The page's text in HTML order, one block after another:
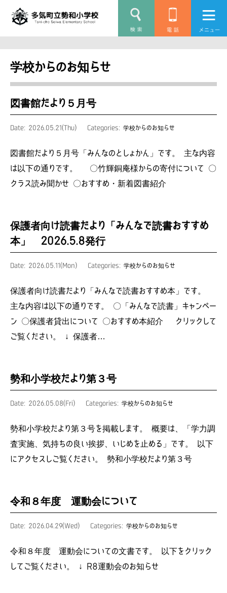
学校からのお知らせ
図書館だより５月号
Date: 2026.05.21(Thu) Categories: 学校からのお知らせ
図書館だより５月号「みんなのとしょかん」です。 主な内容
は以下の通りです。 〇竹輝銅庵様からの寄付について 〇
クラス読み聞かせ 〇おすすめ・新着図書紹介
保護者向け読書だより「みんなで読書おすすめ
本」 2026.5.8発行
Date: 2026.05.11(Mon) Categories: 学校からのお知らせ
保護者向け読書だより「みんなで読書おすすめ本」です。
主な内容は以下の通りです。 〇「みんなで読書」キャンペー
ン 〇保護者貸出について 〇おすすめ本紹介 クリックして
ご覧ください。 ↓ 保護者…
勢和小学校だより第３号
Date: 2026.05.08(Fri) Categories: 学校からのお知らせ
勢和小学校だより第３号を掲載します。 概要は、「学力調
査実施、気持ちの良い挨拶、いじめを止める」です。 以下
にアクセスしご覧ください。 勢和小学校だより第３号
令和８年度 運動会について
Date: 2026.04.29(Wed) Categories: 学校からのお知らせ
令和８年度 運動会についての文書です。 以下をクリック
してご覧ください。 ↓ R8運動会のお知らせ